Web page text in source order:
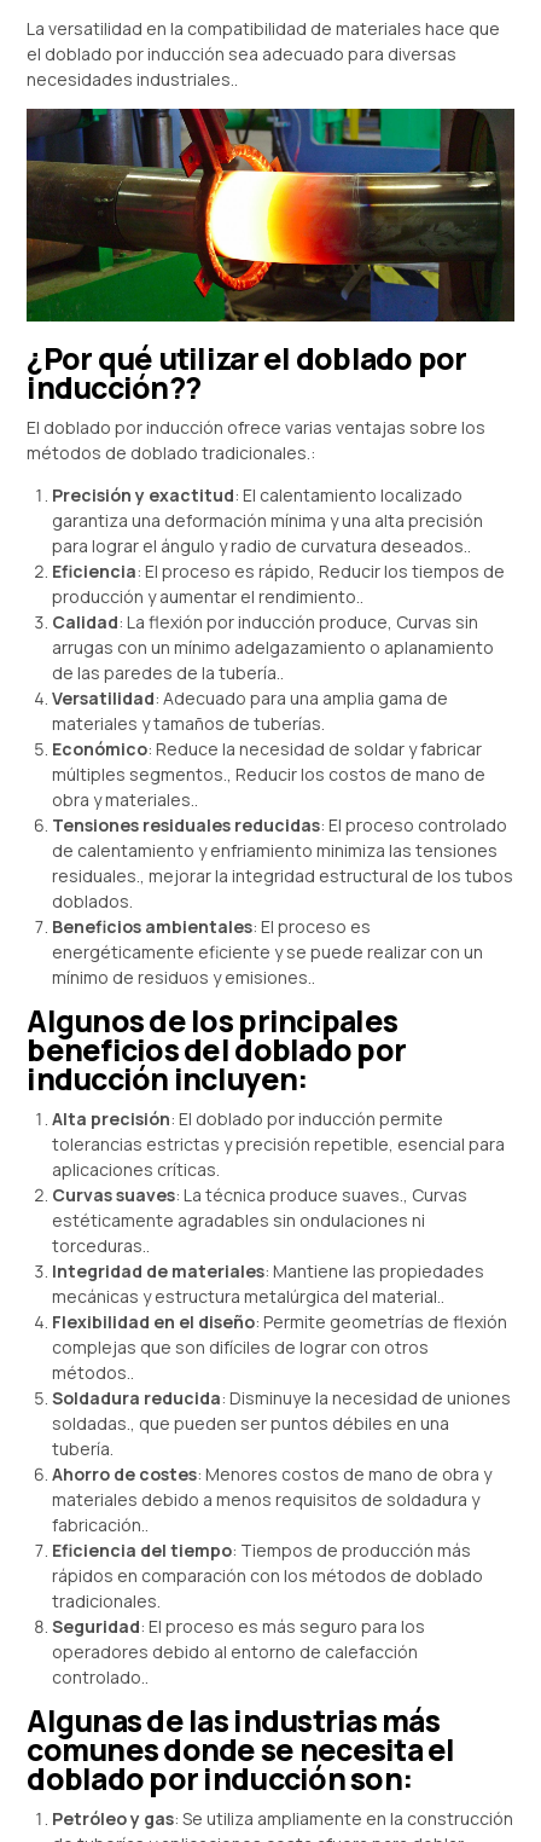
La versatilidad en la compatibilidad de materiales hace que
el doblado por inducción sea adecuado para diversas
necesidades industriales..
¿Por qué utilizar el doblado por
inducción??
El doblado por inducción ofrece varias ventajas sobre los
métodos de doblado tradicionales.:
Precisión y exactitud: El calentamiento localizado
garantiza una deformación mínima y una alta precisión
para lograr el ángulo y radio de curvatura deseados..
Eficiencia: El proceso es rápido, Reducir los tiempos de
producción y aumentar el rendimiento..
Calidad: La flexión por inducción produce, Curvas sin
arrugas con un mínimo adelgazamiento o aplanamiento
de las paredes de la tubería..
Versatilidad: Adecuado para una amplia gama de
materiales y tamaños de tuberías.
Económico: Reduce la necesidad de soldar y fabricar
múltiples segmentos., Reducir los costos de mano de
obra y materiales..
Tensiones residuales reducidas: El proceso controlado
de calentamiento y enfriamiento minimiza las tensiones
residuales., mejorar la integridad estructural de los tubos
doblados.
Beneficios ambientales: El proceso es
energéticamente eficiente y se puede realizar con un
mínimo de residuos y emisiones..
Algunos de los principales
beneficios del doblado por
inducción incluyen:
Alta precisión: El doblado por inducción permite
tolerancias estrictas y precisión repetible, esencial para
aplicaciones críticas.
Curvas suaves: La técnica produce suaves., Curvas
estéticamente agradables sin ondulaciones ni
torceduras..
Integridad de materiales: Mantiene las propiedades
mecánicas y estructura metalúrgica del material..
Flexibilidad en el diseño: Permite geometrías de flexión
complejas que son difíciles de lograr con otros
métodos..
Soldadura reducida: Disminuye la necesidad de uniones
soldadas., que pueden ser puntos débiles en una
tubería.
Ahorro de costes: Menores costos de mano de obra y
materiales debido a menos requisitos de soldadura y
fabricación..
Eficiencia del tiempo: Tiempos de producción más
rápidos en comparación con los métodos de doblado
tradicionales.
Seguridad: El proceso es más seguro para los
operadores debido al entorno de calefacción
controlado..
Algunas de las industrias más
comunes donde se necesita el
doblado por inducción son:
Petróleo y gas: Se utiliza ampliamente en la construcción